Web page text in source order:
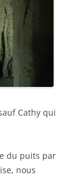
Cathy qui
du puits par
nous